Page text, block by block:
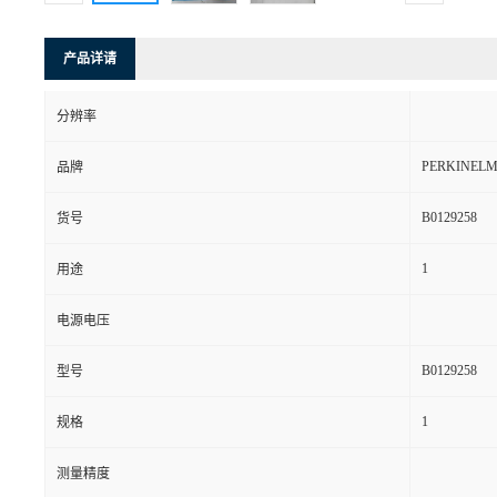
产品详请
分辨率
品牌
货号 B0129258
用途 1
电源电压
型号 B0129258
规格 1
测量精度